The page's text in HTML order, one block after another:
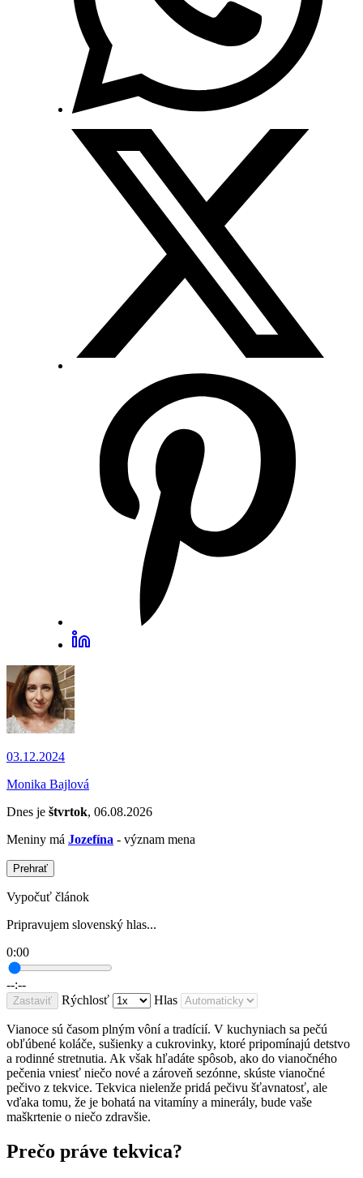
03.12.2024
Monika Bajlová
Dnes je štvrtok, 06.08.2026
Meniny má Jozefína - význam mena
Prehrať
Vypočuť článok
Pripravujem slovenský hlas...
0:00
--:--
Zastaviť Rýchlosť Hlas
Vianoce sú časom plným vôní a tradícií. V kuchyniach sa pečú
obľúbené koláče, sušienky a cukrovinky, ktoré pripomínajú detstvo
a rodinné stretnutia. Ak však hľadáte spôsob, ako do vianočného
pečenia vniesť niečo nové a zároveň sezónne, skúste vianočné
pečivo z tekvice. Tekvica nielenže pridá pečivu šťavnatosť, ale
vďaka tomu, že je bohatá na vitamíny a minerály, bude vaše
maškrtenie o niečo zdravšie.
Prečo práve tekvica?